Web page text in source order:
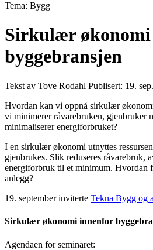
Tema: Bygg
Sirkulær
byggebransjen
Tekst av Tove Rodahl Publisert: 19.
Hvordan kan vi oppnå sirkulær
vi minimerer råvarebruken, gjenbruker
minimaliserer energiforbruket?
I en sirkulær økonomi utnyttes
gjenbrukes. Slik reduseres råvarebruk,
energiforbruk til et minimum. Hvordan
anlegg?
19. september inviterte Tekna Bygg og
Sirkulær økonomi innenfor
Agendaen for seminaret: